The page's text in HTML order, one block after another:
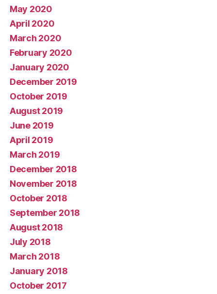
May 2020
April 2020
March 2020
February 2020
January 2020
December 2019
October 2019
August 2019
June 2019
April 2019
March 2019
December 2018
November 2018
October 2018
September 2018
August 2018
July 2018
March 2018
January 2018
October 2017